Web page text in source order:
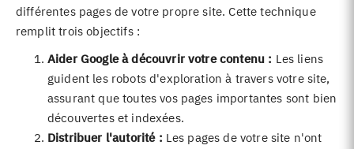
différentes pages de votre propre site. Cette technique
remplit trois objectifs :
Aider Google à découvrir votre contenu : Les liens
guident les robots d'exploration à travers votre site,
assurant que toutes vos pages importantes sont bien
découvertes et indexées.
Distribuer l'autorité : Les pages de votre site n'ont